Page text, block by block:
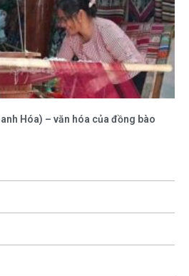
Hóa) – văn hóa của đồng bào